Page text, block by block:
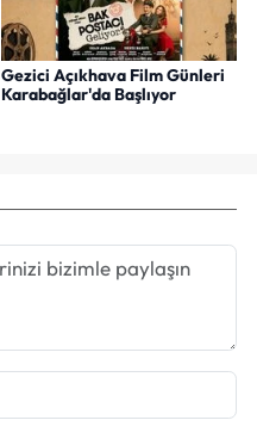
Gezici Açıkhava Film Günleri
Karabağlar'da Başlıyor